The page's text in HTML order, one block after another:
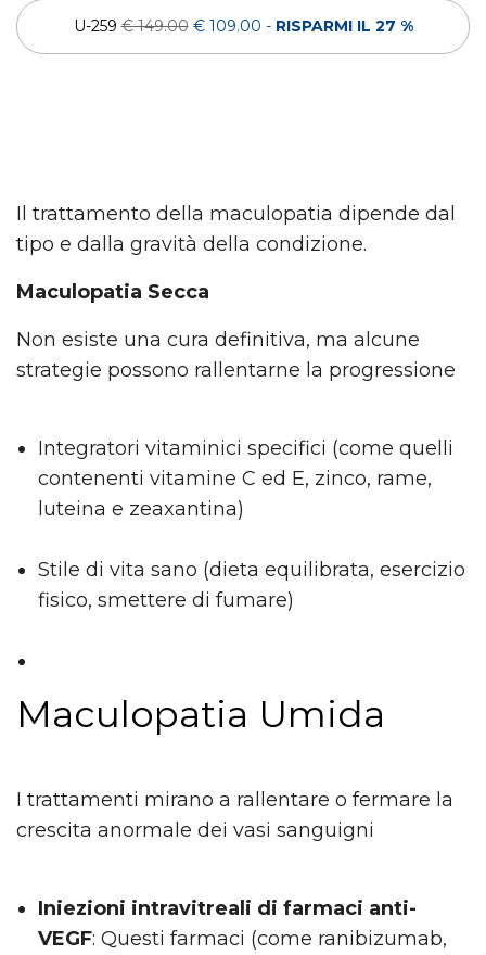
U-259€ 149.00 € 109.00 - RISPARMI IL 27 %
Il trattamento della maculopatia dipende dal
tipo e dalla gravità della condizione.
Maculopatia Secca
Non esiste una cura definitiva, ma alcune
strategie possono rallentarne la progressione
Integratori vitaminici specifici (come quelli
contenenti vitamine C ed E, zinco, rame,
luteina e zeaxantina)
Stile di vita sano (dieta equilibrata, esercizio
fisico, smettere di fumare)
Maculopatia Umida
I trattamenti mirano a rallentare o fermare la
crescita anormale dei vasi sanguigni
Iniezioni intravitreali di farmaci anti-
VEGF: Questi farmaci (come ranibizumab,